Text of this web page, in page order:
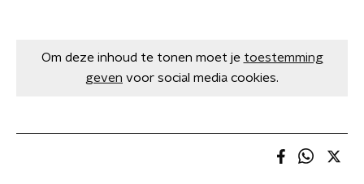
Om deze inhoud te tonen moet je toestemming
geven voor social media cookies.